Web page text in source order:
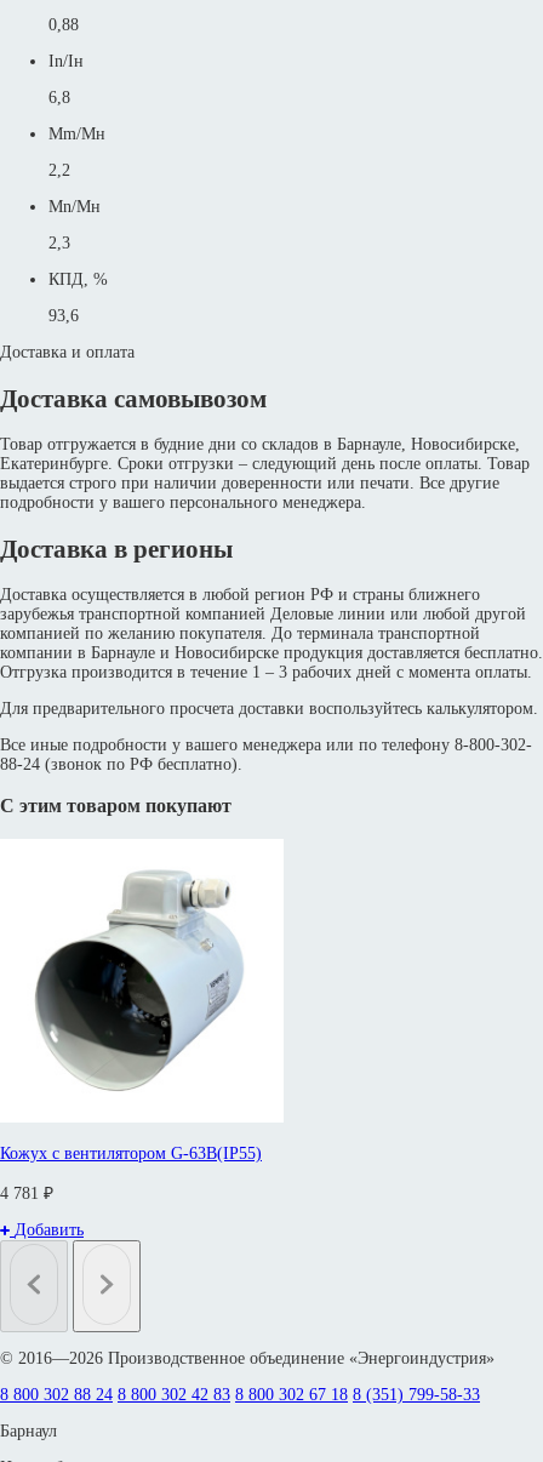
0,88
In/Iн
6,8
Mm/Mн
2,2
Mn/Mн
2,3
КПД, %
93,6
Доставка и оплата
Доставка самовывозом
Товар отгружается в будние дни со складов в Барнауле, Новосибирске,
Екатеринбурге. Сроки отгрузки – следующий день после оплаты. Товар
выдается строго при наличии доверенности или печати. Все другие
подробности у вашего персонального менеджера.
Доставка в регионы
Доставка осуществляется в любой регион РФ и страны ближнего
зарубежья транспортной компанией Деловые линии или любой другой
компанией по желанию покупателя. До терминала транспортной
компании в Барнауле и Новосибирске продукция доставляется бесплатно.
Отгрузка производится в течение 1 – 3 рабочих дней с момента оплаты.
Для предварительного просчета доставки воспользуйтесь калькулятором.
Все иные подробности у вашего менеджера или по телефону 8-800-302-
88-24 (звонок по РФ бесплатно).
С этим товаром покупают
Кожух с вентилятором G-63B(IP55)
4 781 ₽
Добавить
© 2016—2026 Производственное объединение «Энергоиндустрия»
8 800 302 88 24 8 800 302 42 83 8 800 302 67 18 8 (351) 799-58-33
Барнаул